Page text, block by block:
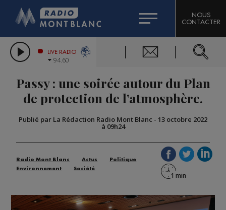
LES CHRONIQUES DE L'EXPERT
CITIZEN MACHINERY
GRAND MASSIF DOMAINES SKIABLES
BIGARD
COMPAGNIE DU MONT-BLANC
NOUS
CONTACTER
LIVE RADIO
94.60
Passy : une soirée autour du Plan
de protection de l’atmosphère.
Publié par La Rédaction Radio Mont Blanc - 13 octobre 2022
à 09h24
Radio Mont Blanc Actus
Politique
Environnement
Société